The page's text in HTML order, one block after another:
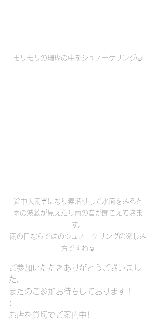
モリモリの珊瑚の中をシュノーケリング🤿
途中大雨☔️になり素潜りして水面をみると
雨の波紋が見えたり雨の音が聞こえてきま
す。
雨の日ならではのシュノーケリングの楽しみ
方ですね☺️
ご参加いただきありがとうございまし
た。
またのご参加お待ちしております！
:
お店を貸切でご案内中!